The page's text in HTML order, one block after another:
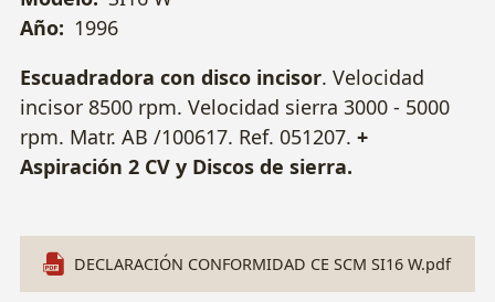
Año: 1996
Escuadradora con disco incisor. Velocidad
incisor 8500 rpm. Velocidad sierra 3000 - 5000
rpm. Matr. AB /100617. Ref. 051207. +
Aspiración 2 CV y Discos de sierra.
DECLARACIÓN CONFORMIDAD CE SCM SI16 W.pdf